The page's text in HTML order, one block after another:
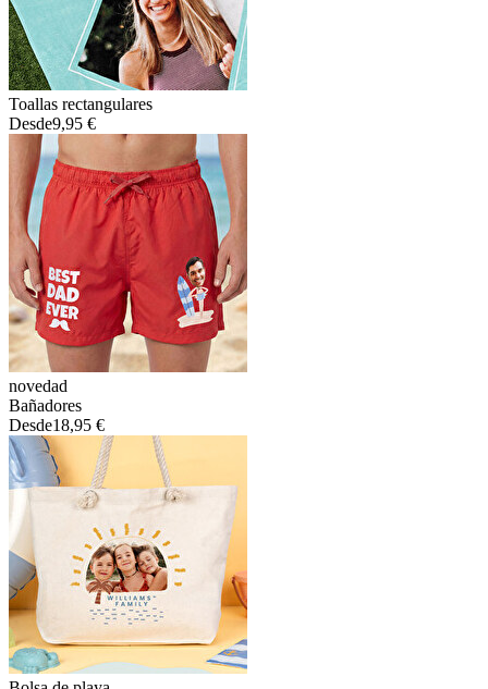
Toallas rectangulares
Desde9,95 €
novedad
Bañadores
Desde18,95 €